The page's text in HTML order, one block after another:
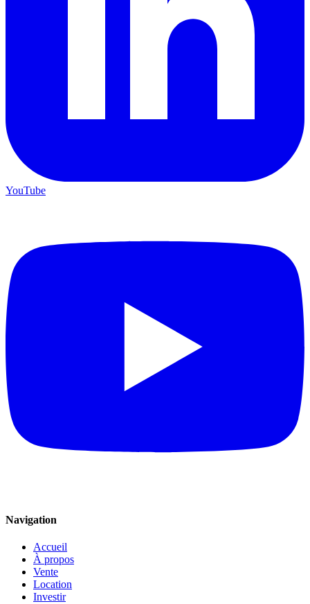
YouTube
Navigation
Accueil
À propos
Vente
Location
Investir